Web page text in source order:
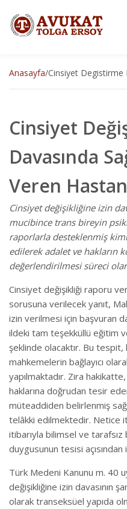
Anasayfa/Cinsiyet Degistirme
Cinsiyet
Davasında
Veren
Cinsiyet değişikliğine izin
mucibince trans bireyin
raporlarla desteklenmiş
edilerek adalet ve hakların
değerlendirilmesi süreci
Cinsiyet değişikliği raporu
sorusuna verilecek yanıt,
izin verilmesi için başvuran
ildeki tam teşekküllü eğitim
şeklinde olacaktır. Bu
mahkemelerin bağlayıcı
yapılmaktadır. Zira
haklarına doğrudan tesir
müteaddiden belirlenmiş
telâkki edilmektedir. Netice
itibarıyla bilimsel ve
duygusunun tesisi
Türk Medeni Kanunu m. 40
değişikliğine izin davasının
olarak transeksüel yapıda